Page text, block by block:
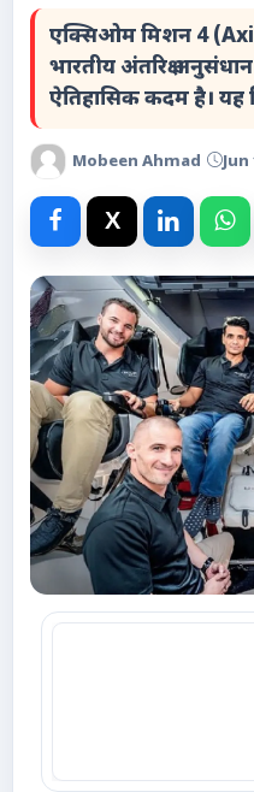
साहित्य
धर्म और अध्यात्म
Advertise with Us
Events
Gallery
Videos
Contacts
एक्सिओम मिशन 4
भारतीय अंतरिक्ष
ऐतिहासिक कदम है। यह
Mobeen Ahmad Jun